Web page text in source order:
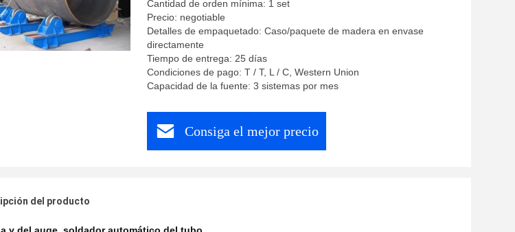
Cantidad de orden mínima: 1 set
Precio: negotiable
Detalles de empaquetado: Caso/paquete de madera en envase
directamente
Tiempo de entrega: 25 días
Condiciones de pago: T / T, L / C, Western Union
Capacidad de la fuente: 3 sistemas por mes
Consiga el mejor precio
del producto